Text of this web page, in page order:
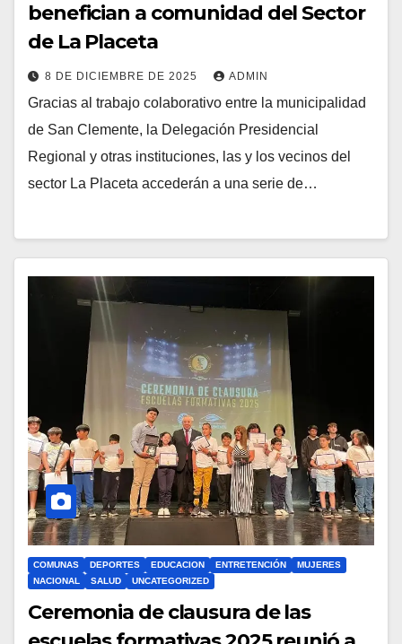
benefician a comunidad del Sector
de La Placeta
8 DE DICIEMBRE DE 2025 ADMIN
Gracias al trabajo colaborativo entre la municipalidad
de San Clemente, la Delegación Presidencial
Regional y otras instituciones, las y los vecinos del
sector La Placeta accederán a una serie de…
COMUNAS DEPORTES EDUCACION ENTRETENCIÓN
MUJERES
NACIONAL
SALUD UNCATEGORIZED
Ceremonia de clausura de las